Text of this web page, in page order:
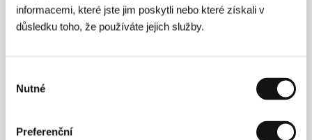
informacemi, které jste jim poskytli nebo které získali v
důsledku toho, že používáte jejich služby.
souhlasu
Nutné
Preferenční
Andrew Jarecki